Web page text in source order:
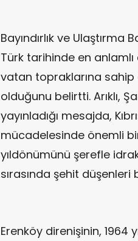
Bayındırlık ve Ulaştırma
Türk tarihinde en anlamlı
vatan topraklarına sahip
olduğunu belirtti. Arıklı,
yayınladığı mesajda,
mücadelesinde önemli
yıldönümünü şerefle
sırasında şehit
Erenköy direnişinin, 1964